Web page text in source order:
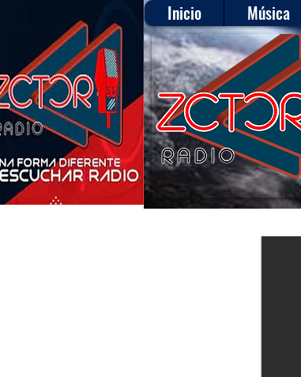
Inicio Música